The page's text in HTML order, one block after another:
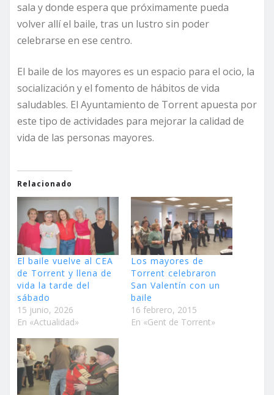
sala y donde espera que próximamente pueda
volver allí el baile, tras un lustro sin poder
celebrarse en ese centro.
El baile de los mayores es un espacio para el ocio, la
socialización y el fomento de hábitos de vida
saludables. El Ayuntamiento de Torrent apuesta por
este tipo de actividades para mejorar la calidad de
vida de las personas mayores.
Relacionado
El baile vuelve al CEA
de Torrent y llena de
vida la tarde del
sábado
15 junio, 2026
En «Actualidad»
Los mayores de
Torrent celebraron
San Valentín con un
baile
16 febrero, 2015
En «Gent de Torrent»